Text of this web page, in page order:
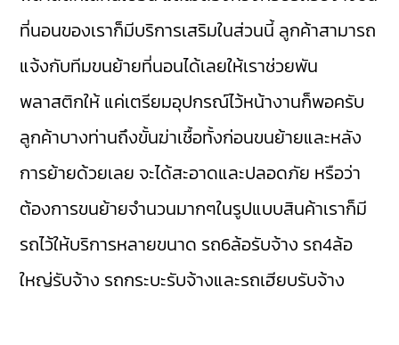
ที่นอนของเราก็มีบริการเสริมในส่วนนี้ ลูกค้าสามารถ
แจ้งกับทีมขนย้ายที่นอนได้เลยให้เราช่วยพัน
พลาสติกให้ แค่เตรียมอุปกรณ์ไว้หน้างานก็พอครับ
ลูกค้าบางท่านถึงขั้นฆ่าเชื้อทั้งก่อนขนย้ายและหลัง
การย้ายด้วยเลย จะได้สะอาดและปลอดภัย หรือว่า
ต้องการขนย้ายจำนวนมากๆในรูปแบบสินค้าเราก็มี
รถไว้ให้บริการหลายขนาด รถ6ล้อรับจ้าง รถ4ล้อ
ใหญ่รับจ้าง รถกระบะรับจ้างและรถเฮียบรับจ้าง